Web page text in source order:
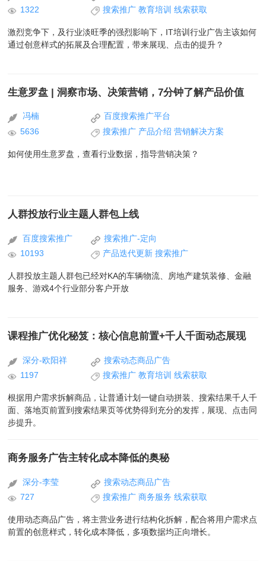
1322
搜索推广 教育培训 线索获取
激烈竞争下，及行业淡旺季的强烈影响下，IT培训行业广告主该如何
通过创意样式的拓展及合理配置，带来展现、点击的提升？
生意罗盘 | 洞察市场、决策营销，7分钟了解产品价值
冯楠
百度搜索推广平台
5636
搜索推广 产品介绍 营销解决方案
如何使用生意罗盘，查看行业数据，指导营销决策？
人群投放行业主题人群包上线
百度搜索推广
搜索推广-定向
10193
产品迭代更新 搜索推广
人群投放主题人群包已经对KA的车辆物流、房地产建筑装修、金融
服务、游戏4个行业部分客户开放
课程推广优化秘笈：核心信息前置+千人千面动态展现
深分-欧阳祥
搜索动态商品广告
1197
搜索推广 教育培训 线索获取
根据用户需求拆解商品，让普通计划一键自动拼装、搜索结果千人千
面、落地页前置到搜索结果页等优势得到充分的发挥，展现、点击同
步提升。
商务服务广告主转化成本降低的奥秘
深分-李莹
搜索动态商品广告
727
搜索推广 商务服务 线索获取
使用动态商品广告，将主营业务进行结构化拆解，配合将用户需求点
前置的创意样式，转化成本降低，多项数据均正向增长。